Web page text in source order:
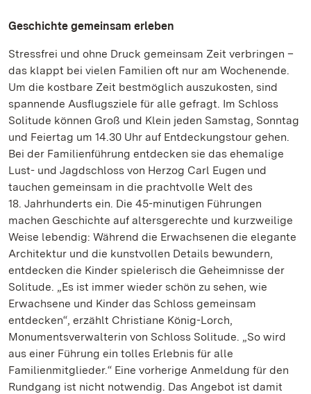
Geschichte gemeinsam erleben
Stressfrei und ohne Druck gemeinsam Zeit verbringen –
das klappt bei vielen Familien oft nur am Wochenende.
Um die kostbare Zeit bestmöglich auszukosten, sind
spannende Ausflugsziele für alle gefragt. Im Schloss
Solitude können Groß und Klein jeden Samstag, Sonntag
und Feiertag um 14.30 Uhr auf Entdeckungstour gehen.
Bei der Familienführung entdecken sie das ehemalige
Lust- und Jagdschloss von Herzog Carl Eugen und
tauchen gemeinsam in die prachtvolle Welt des
18. Jahrhunderts ein. Die 45-minutigen Führungen
machen Geschichte auf altersgerechte und kurzweilige
Weise lebendig: Während die Erwachsenen die elegante
Architektur und die kunstvollen Details bewundern,
entdecken die Kinder spielerisch die Geheimnisse der
Solitude. „Es ist immer wieder schön zu sehen, wie
Erwachsene und Kinder das Schloss gemeinsam
entdecken“, erzählt Christiane König-Lorch,
Monumentsverwalterin von Schloss Solitude. „So wird
aus einer Führung ein tolles Erlebnis für alle
Familienmitglieder.“ Eine vorherige Anmeldung für den
Rundgang ist nicht notwendig. Das Angebot ist damit